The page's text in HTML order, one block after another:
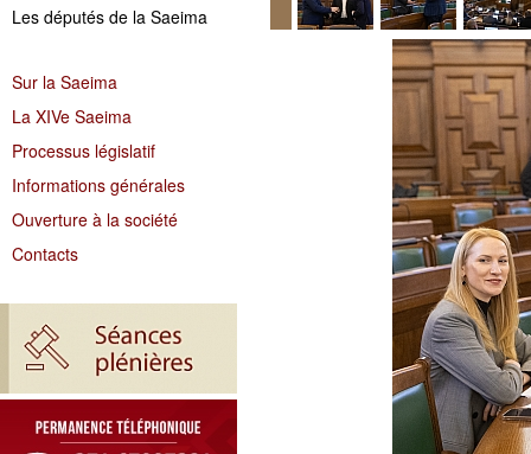
Les députés de la Saeima
Sur la Saeima
La XIVe Saeima
Processus législatif
Informations générales
Ouverture à la société
Contacts